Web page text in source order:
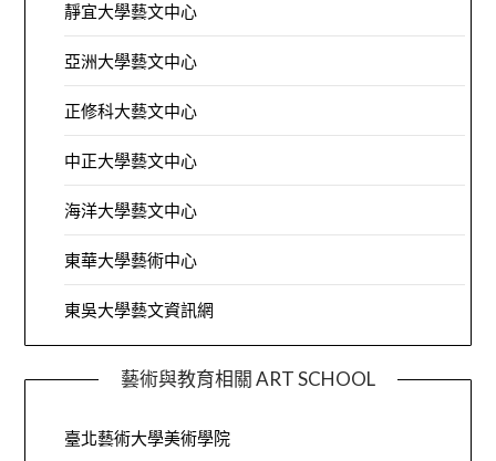
靜宜大學藝文中心
亞洲大學藝文中心
正修科大藝文中心
中正大學藝文中心
海洋大學藝文中心
東華大學藝術中心
東吳大學藝文資訊網
藝術與教育相關 ART SCHOOL
臺北藝術大學美術學院